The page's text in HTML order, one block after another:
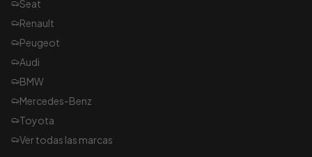
Seat
Renault
Peugeot
Audi
BMW
Mercedes-Benz
Toyota
Ver todas las marcas